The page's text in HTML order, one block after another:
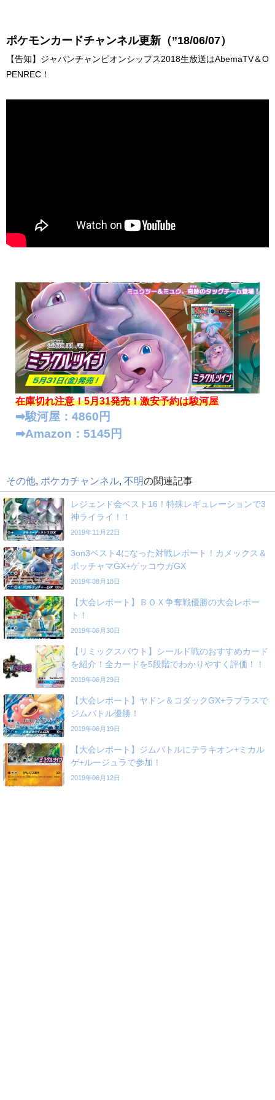
ポケモンカードチャンネル更新（”18/06/07）
【告知】ジャパンチャンピオンシップス2018生放送はAbemaTV＆O
PENREC！
在庫切れ注意！5月31発売！激安予約は駿河屋
➡︎駿河屋：4860円
➡︎Amazon：5145円
その他 ポケカチャンネル 不明の関連記事
レジェンド会ベスト16！特殊レギュレーションで3
神ライライ！！
2019年11月22日
3on3ベスト4になった対戦レポート！カメックス＆
ポッチャマGX+ゲッコウガGX
2019年08月18日
【大会レポート】ＢＯＸ争奪戦優勝の大会レポー
ト！
2019年06月30日
【リミックスバウト】シールド戦のおすすめカード
を紹介！全カードを5段階でわかりやすく評価！！
2019年06月29日
【大会レポート】ヤドン＆コダックGX+ラプラスで
ジムバトル優勝！
2019年06月19日
【大会レポート】ジムバトルにテラキオン+ミカル
ゲ+ルージュラで参加！
2019年06月12日